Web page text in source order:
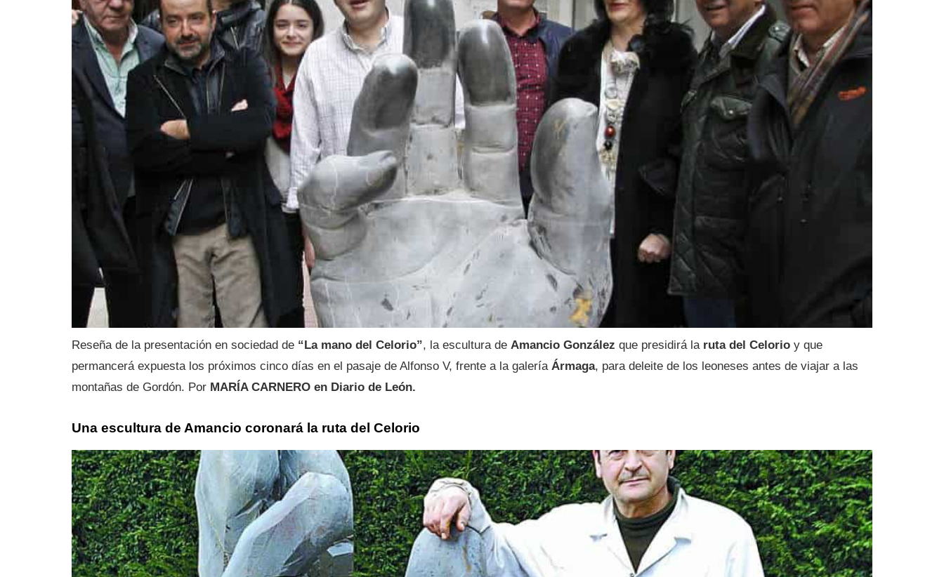
Reseña de la presentación en sociedad de “La mano del Celorio”, la escultura de Amancio González que presidirá la ruta del Celorio y que
permancerá expuesta los próximos cinco días en el pasaje de Alfonso V, frente a la galería Ármaga, para deleite de los leoneses antes de viajar a las
montañas de Gordón. Por MARÍA CARNERO en Diario de León.
Una escultura de Amancio coronará la ruta del Celorio